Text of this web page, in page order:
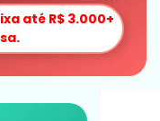
até R$ 3.000+